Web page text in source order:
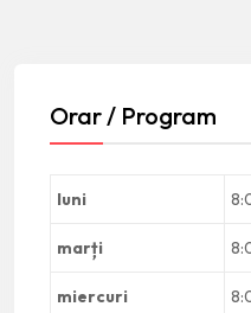
Orar / Program
luni
marți
miercuri